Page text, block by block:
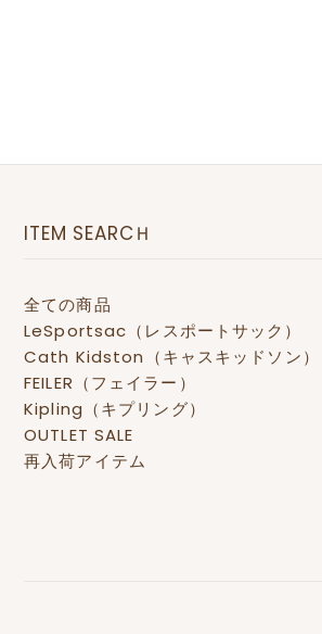
ITEM SEARCＨ
全ての商品
LeSportsac（レスポートサック）
Cath Kidston（キャスキッドソン）
FEILER（フェイラー）
Kipling（キプリング）
OUTLET SALE
再入荷アイテム